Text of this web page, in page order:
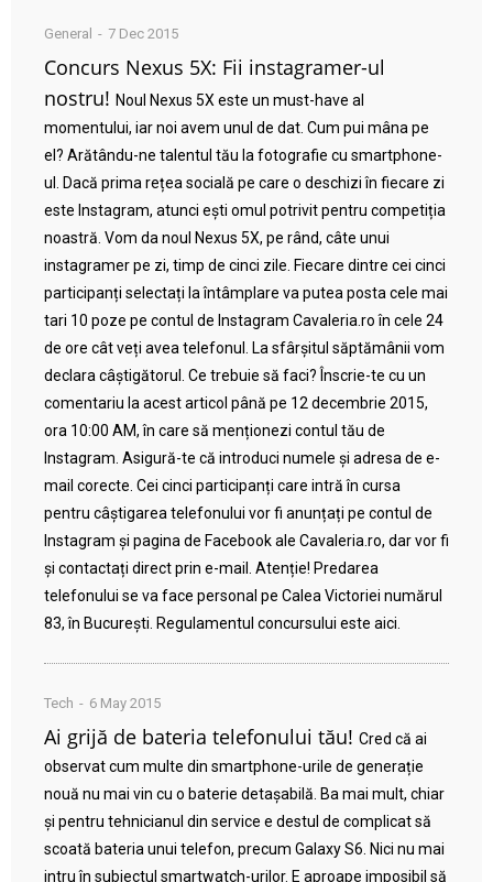
General 7 Dec 2015
Concurs Nexus 5X: Fii instagramer-ul
nostru! Noul Nexus 5X este un must-have al
momentului, iar noi avem unul de dat. Cum pui mâna pe
el? Arătându-ne talentul tău la fotografie cu smartphone-
ul. Dacă prima rețea socială pe care o deschizi în fiecare zi
este Instagram, atunci ești omul potrivit pentru competiția
noastră. Vom da noul Nexus 5X, pe rând, câte unui
instagramer pe zi, timp de cinci zile. Fiecare dintre cei cinci
participanți selectați la întâmplare va putea posta cele mai
tari 10 poze pe contul de Instagram Cavaleria.ro în cele 24
de ore cât veți avea telefonul. La sfârșitul săptămânii vom
declara câștigătorul. Ce trebuie să faci? Înscrie-te cu un
comentariu la acest articol până pe 12 decembrie 2015,
ora 10:00 AM, în care să menționezi contul tău de
Instagram. Asigură-te că introduci numele și adresa de e-
mail corecte. Cei cinci participanți care intră în cursa
pentru câștigarea telefonului vor fi anunțați pe contul de
Instagram și pagina de Facebook ale Cavaleria.ro, dar vor fi
și contactați direct prin e-mail. Atenție! Predarea
telefonului se va face personal pe Calea Victoriei numărul
83, în București. Regulamentul concursului este aici.
Tech 6 May 2015
Ai grijă de bateria telefonului tău! Cred că ai
observat cum multe din smartphone-urile de generație
nouă nu mai vin cu o baterie detașabilă. Ba mai mult, chiar
și pentru tehnicianul din service e destul de complicat să
scoată bateria unui telefon, precum Galaxy S6. Nici nu mai
intru în subiectul smartwatch-urilor. E aproape imposibil să